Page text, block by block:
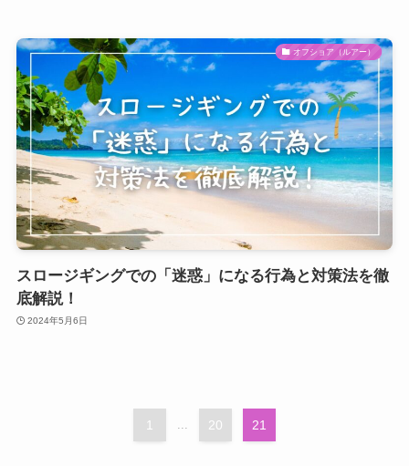
オフショア（ルアー）
スロージギングでの「迷惑」になる行為と対策法を徹
底解説！
2024年5月6日
1 20 21